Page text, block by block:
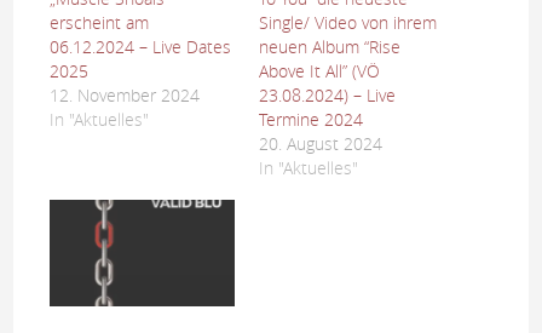
erscheint am
06.12.2024 – Live Dates
2025
12. November 2024
In "Aktuelles"
Single/ Video von ihrem
neuen Album “Rise
Above It All” (VÖ
23.08.2024) – Live
Termine 2024
20. August 2024
In "Aktuelles"